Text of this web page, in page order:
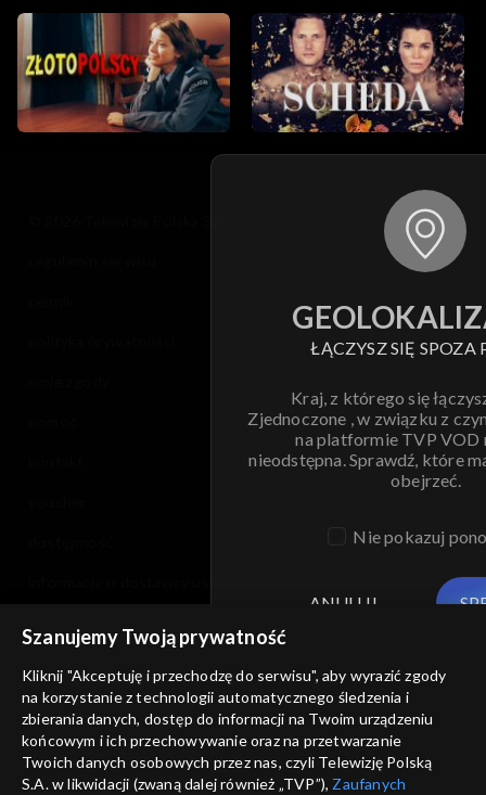
ŁĄCZYSZ SIĘ SPOZA
Kraj, z którego się
Zjednoczone , w związku z
na platformie TVP VOD
nieodstępna. Sprawdź, które
obejrzeć.
Nie pokazuj
ANULUJ
Szanujemy Twoją prywatność
Kliknij "Akceptuję i przechodzę do serwisu", aby wyrazić zgody
na korzystanie z technologii automatycznego śledzenia i
zbierania danych, dostęp do informacji na Twoim urządzeniu
końcowym i ich przechowywanie oraz na przetwarzanie
Twoich danych osobowych przez nas, czyli Telewizję Polską
S.A. w likwidacji (zwaną dalej również „TVP”), Zaufanych